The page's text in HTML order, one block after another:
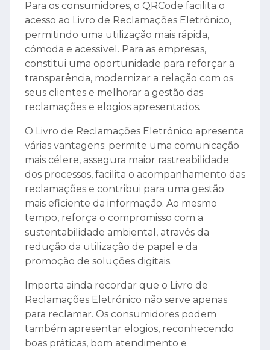
Para os consumidores, o QRCode facilita o
acesso ao Livro de Reclamações Eletrónico,
permitindo uma utilização mais rápida,
cómoda e acessível. Para as empresas,
constitui uma oportunidade para reforçar a
transparência, modernizar a relação com os
seus clientes e melhorar a gestão das
reclamações e elogios apresentados.
O Livro de Reclamações Eletrónico apresenta
várias vantagens: permite uma comunicação
mais célere, assegura maior rastreabilidade
dos processos, facilita o acompanhamento das
reclamações e contribui para uma gestão
mais eficiente da informação. Ao mesmo
tempo, reforça o compromisso com a
sustentabilidade ambiental, através da
redução da utilização de papel e da
promoção de soluções digitais.
Importa ainda recordar que o Livro de
Reclamações Eletrónico não serve apenas
para reclamar. Os consumidores podem
também apresentar elogios, reconhecendo
boas práticas, bom atendimento e